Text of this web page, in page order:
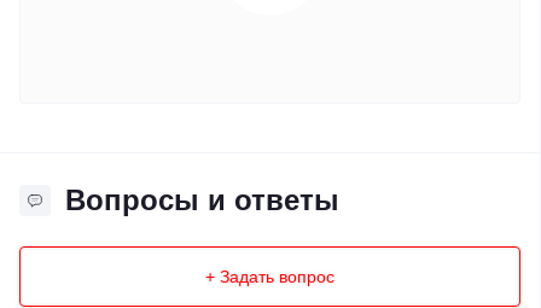
Вопросы и ответы
+ Задать вопрос